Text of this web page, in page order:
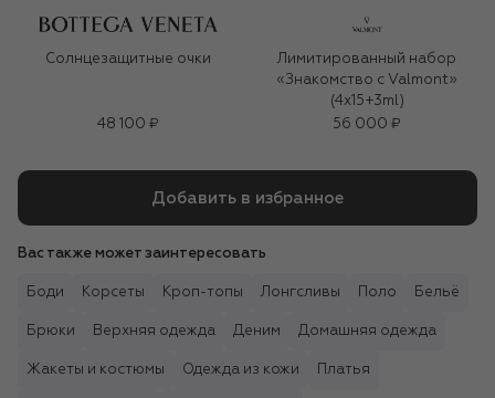
Солнцезащитные очки
48 100 ₽
Лимитированный набор
«Знакомство с Valmont»
(4x15+3ml)
56 000 ₽
Добавить в избранное
Вас также может заинтересовать
Боди Корсеты Кроп-топы Лонгсливы Поло Бельё
Брюки Верхняя одежда Деним Домашняя одежда
Жакеты и костюмы Одежда из кожи Платья